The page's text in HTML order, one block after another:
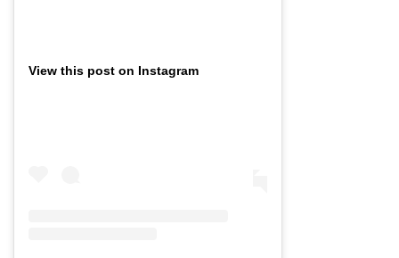
View this post on Instagram